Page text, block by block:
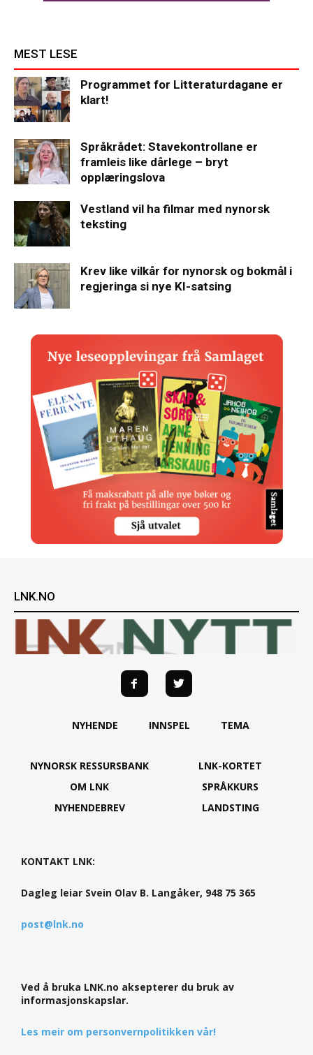
MEST LESE
Programmet for Litteraturdagane er
klart!
Språkrådet: Stavekontrollane er
framleis like dårlege – bryt
opplæringslova
Vestland vil ha filmar med nynorsk
teksting
Krev like vilkår for nynorsk og bokmål i
regjeringa si nye KI-satsing
LNK.NO
NYHENDE INNSPEL TEMA
NYNORSK RESSURSBANK
OM LNK
NYHENDEBREV
LNK-KORTET
SPRÅKKURS
LANDSTING
KONTAKT LNK:
Dagleg leiar Svein Olav B. Langåker, 948 75 365
post@lnk.no
Ved å bruka LNK.no aksepterer du bruk av
informasjonskapslar.
Les meir om personvernpolitikken vår!